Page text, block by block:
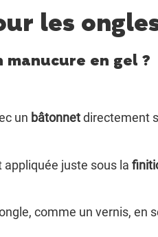
les
en gel ?
un bâtonnetdirectement
appliquée juste sous la
comme un vernis, en